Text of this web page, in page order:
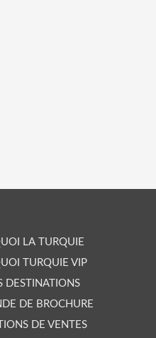
LA TURQUIE
TURQUIE VIP
DESTINATIONS
DE BROCHURE
DE VENTES